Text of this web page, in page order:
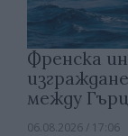
Френска
между
06.08.2026 / 17:06